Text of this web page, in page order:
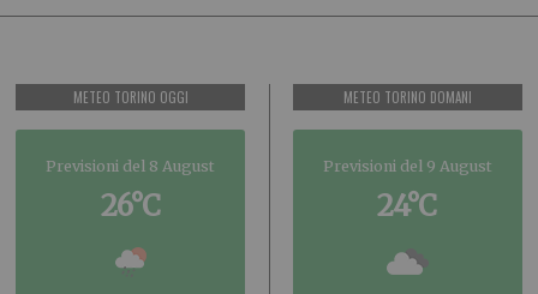
METEO TORINO OGGI
Previsioni del 8 August
26°C
METEO TORINO DOMANI
Previsioni del 9 August
24°C